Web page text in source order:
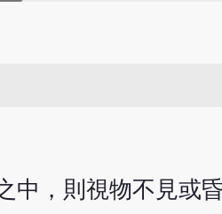
，則視物不見或昏